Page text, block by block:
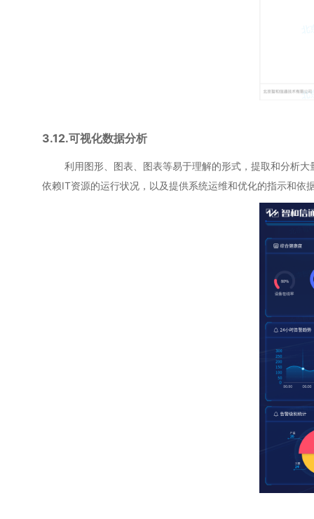
3.12.可视化数据分析
利用图形、图表、图表等易于理解的形式，提取和分析大
依赖IT资源的运行状况，以及提供系统运维和优化的指示和依